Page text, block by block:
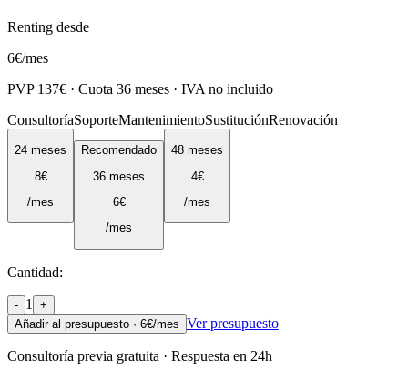
Renting desde
6€/mes
PVP 137€ · Cuota 36 meses · IVA no incluido
ConsultoríaSoporteMantenimientoSustituciónRenovación
24 meses
8€
/mes
Recomendado
36 meses
6€
/mes
48 meses
4€
/mes
Cantidad:
- 1
+
Añadir al presupuesto · 6€/mes Ver presupuesto
Consultoría previa gratuita · Respuesta en 24h